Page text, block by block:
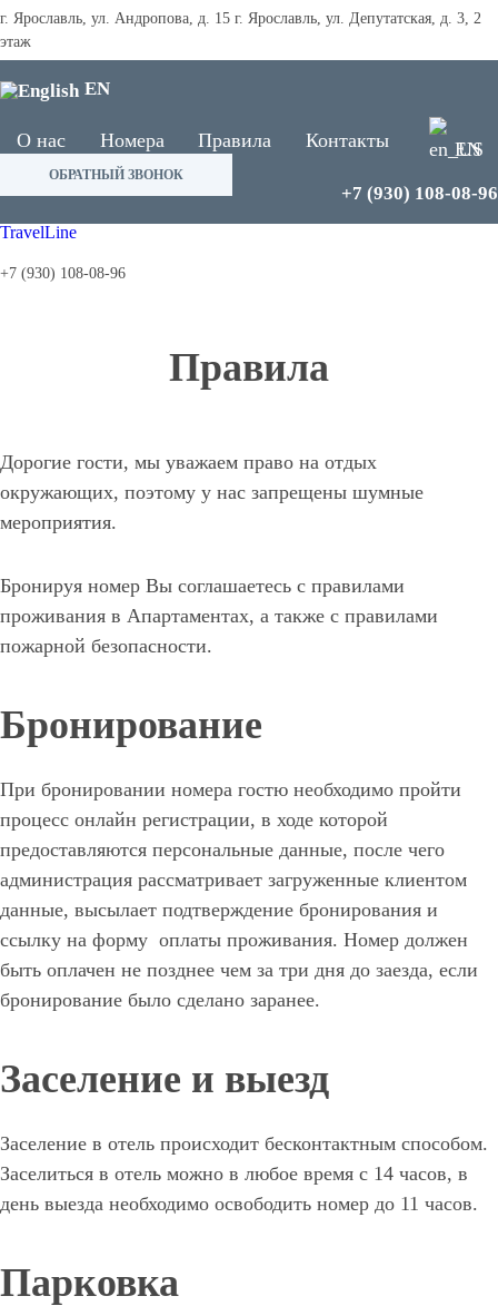
г. Ярославль, ул. Андропова, д. 15 г. Ярославль, ул. Депутатская, д. 3, 2
этаж
EN
О нас Номера Правила Контакты EN
ОБРАТНЫЙ ЗВОНОК
+7 (930) 108-08-96
TravelLine
+7 (930) 108-08-96
Правила
Дорогие гости, мы уважаем право на отдых
окружающих, поэтому у нас запрещены шумные
мероприятия.
Бронируя номер Вы соглашаетесь с правилами
проживания в Апартаментах, а также с правилами
пожарной безопасности.
Бронирование
При бронировании номера гостю необходимо пройти
процесс онлайн регистрации, в ходе которой
предоставляются персональные данные, после чего
администрация рассматривает загруженные клиентом
данные, высылает подтверждение бронирования и
ссылку на форму оплаты проживания. Номер должен
быть оплачен не позднее чем за три дня до заезда, если
бронирование было сделано заранее.
Заселение и выезд
Заселение в отель происходит бесконтактным способом.
Заселиться в отель можно в любое время с 14 часов, в
день выезда необходимо освободить номер до 11 часов.
Парковка